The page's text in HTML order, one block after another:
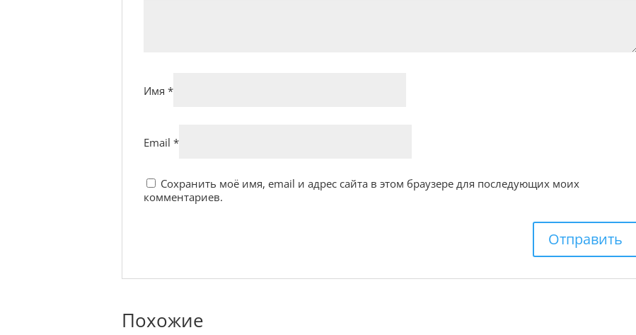
Имя *
Email *
Сохранить моё имя, email и адрес сайта в этом браузере для последующих моих
комментариев.
Похожие